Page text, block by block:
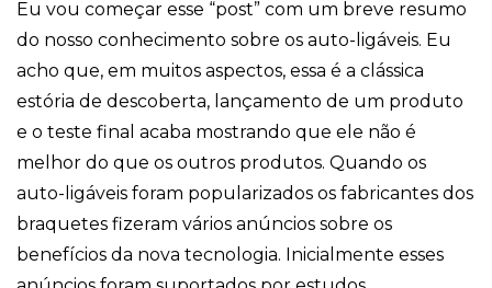
Eu vou começar esse “post” com um breve resumo
do nosso conhecimento sobre os auto-ligáveis. Eu
acho que, em muitos aspectos, essa é a clássica
estória de descoberta, lançamento de um produto
e o teste final acaba mostrando que ele não é
melhor do que os outros produtos. Quando os
auto-ligáveis foram popularizados os fabricantes dos
braquetes fizeram vários anúncios sobre os
benefícios da nova tecnologia. Inicialmente esses